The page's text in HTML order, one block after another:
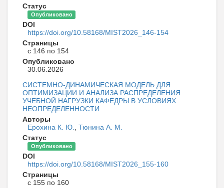
Статус
Опубликовано
DOI
https://doi.org/10.58168/MIST2026_146-154
Страницы
с 146 по 154
Опубликовано
30.06.2026
СИСТЕМНО-ДИНАМИЧЕСКАЯ МОДЕЛЬ ДЛЯ
ОПТИМИЗАЦИИ И АНАЛИЗА РАСПРЕДЕЛЕНИЯ
УЧЕБНОЙ НАГРУЗКИ КАФЕДРЫ В УСЛОВИЯХ
НЕОПРЕДЕЛЕННОСТИ
Авторы
Ерохина К. Ю.
Тюнина А. М.
Статус
Опубликовано
DOI
https://doi.org/10.58168/MIST2026_155-160
Страницы
с 155 по 160